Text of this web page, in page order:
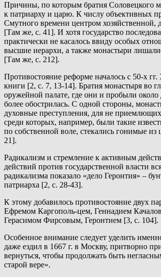
Причины, по которым братия Соловецкого
к патриарху и царю. К числу объективных
Смутного времени центром
[Там же, с. 41]. И хотя государство
практически не касалось ввиду особых
высшие иерархи, а также монастыри
[Там же, с. 212].
Противостояние реформе началось с 50-х
книги [2, с. 7, 13-14]. Братия монастыря во
оружейной палате, где они и пробыли около
более обострилась. С одной стороны,
духовные преступления, для не
среди которых, например, были такие
по собственной воле, стекались гонимые
21].
Радикализм и стремление к активным
действий против государственной власти
радикализма показало «дело Геронтия» –
патриарха [2, с. 28-43].
К этому добавилось противостояние двух
Ефремом Каргополь-цем, Геннадием
Герасимом Фирсовым, Геронтием [3, с. 104].
Особенное внимание следует уделить
даже ездил в 1667 г. в Москву, притворно
вернуться, чтобы продолжать быть
старой вере».